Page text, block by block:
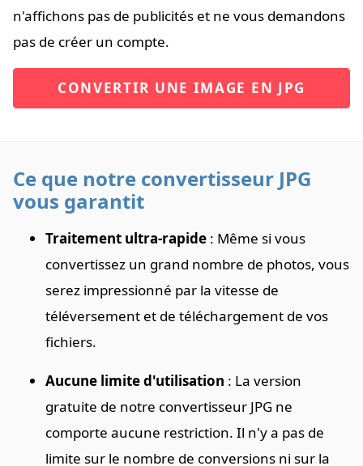
n'affichons pas de publicités et ne vous demandons
pas de créer un compte.
CONVERTIR UNE IMAGE EN JPG
Ce que notre convertisseur JPG
vous garantit
Traitement ultra-rapide : Même si vous
convertissez un grand nombre de photos, vous
serez impressionné par la vitesse de
téléversement et de téléchargement de vos
fichiers.
Aucune limite d'utilisation : La version
gratuite de notre convertisseur JPG ne
comporte aucune restriction. Il n'y a pas de
limite sur le nombre de conversions ni sur la